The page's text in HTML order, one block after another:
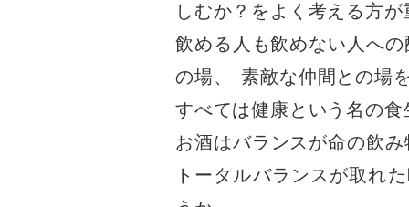
しむか？をよく考える方
飲める人も飲めない人へ
の場、
素敵な仲間との場
すべては健康という名の食
お酒はバランスが命の飲み
トータルバランスが取れ